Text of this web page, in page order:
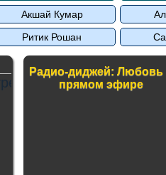
Акшай Кумар
Ритик Рошан
Радио-диджей: Любовь
прямом эфире